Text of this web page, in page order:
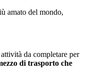
amato del mondo,
da completare per
di trasporto che